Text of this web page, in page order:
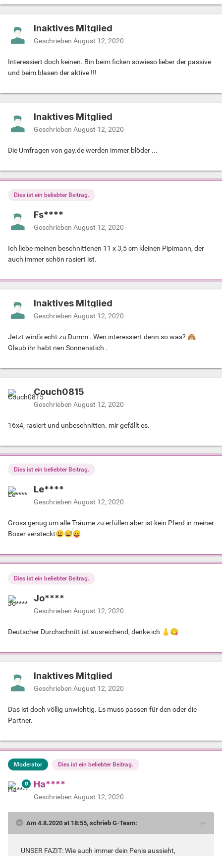
Inaktives Mitglied
Geschrieben August 12, 2020
Interessiert doch keinen. Bin beim ficken sowieso lieber der passive
und beim blasen der aktive !!!
Inaktives Mitglied
Geschrieben August 12, 2020
Die Umfragen von gay.de werden immer blöder ...
Dies ist ein beliebter Beitrag.
Fs****
Geschrieben August 12, 2020
Ich liebe meinen beschnittenen 11 x 3,5 cm kleinen Pipimann, der
auch immer schön rasiert ist.
Inaktives Mitglied
Geschrieben August 12, 2020
Jetzt wird's echt zu Dumm . Wen interessiert denn so was? 🙈
Glaub ihr habt nen Sonnenstich .
Couch0815
Geschrieben August 12, 2020
16x4, rasiert und unbeschnitten. mir gefällt es.
Dies ist ein beliebter Beitrag.
Le****
Geschrieben August 12, 2020
Gross genug um alle Träume zu erfüllen aber ist kein Pferd in meiner
Boxer versteckt😀😅😛
Dies ist ein beliebter Beitrag.
Jo****
Geschrieben August 12, 2020
Deutscher Durchschnitt ist ausreichend, denke ich 👃 😋
Inaktives Mitglied
Geschrieben August 12, 2020
Das ist doch völlig unwichtig. Es muss passen für den oder die
Partner.
Moderator Dies ist ein beliebter Beitrag.
Ha****
Geschrieben August 12, 2020
Am 4.8.2020 at 18:55, schrieb G-Team:
UNSER FAZIT: Wie auch immer dein Penis aussieht,